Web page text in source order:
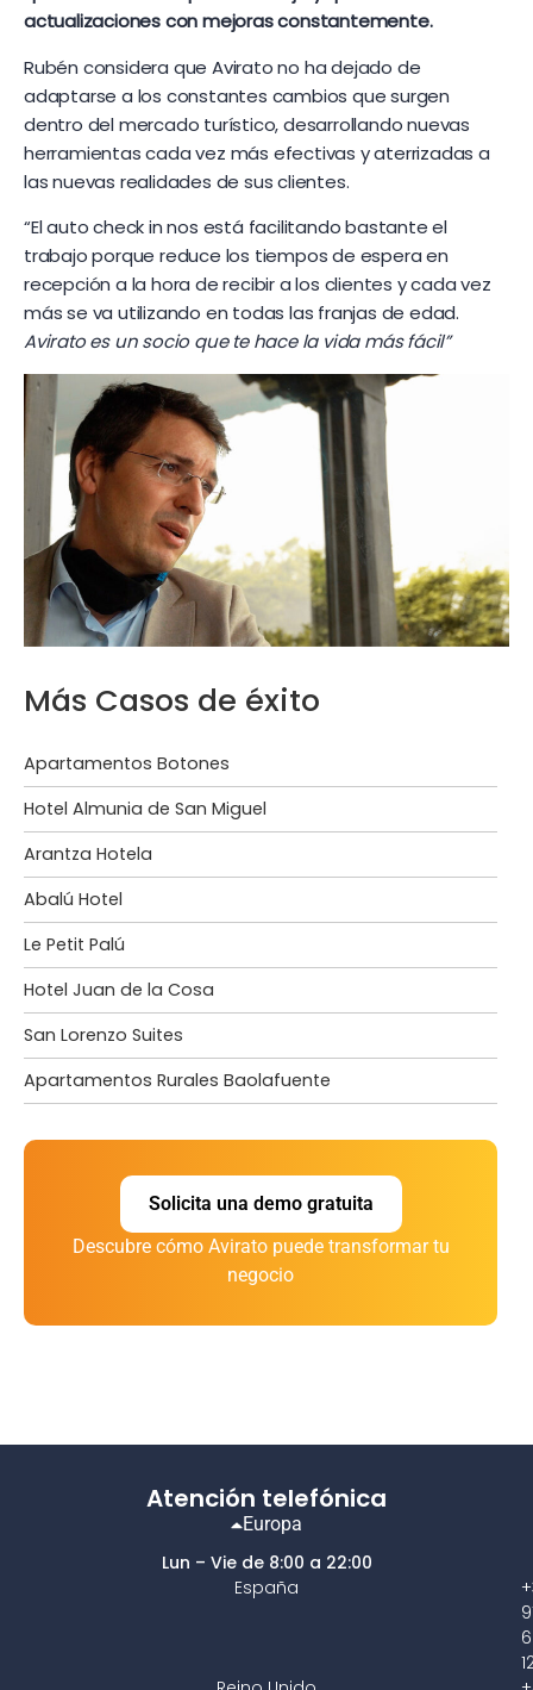
actualizaciones con mejoras constantemente.
Rubén considera que Avirato no ha dejado de
adaptarse a los constantes cambios que surgen
dentro del mercado turístico, desarrollando nuevas
herramientas cada vez más efectivas y aterrizadas a
las nuevas realidades de sus clientes.
“El auto check in nos está facilitando bastante el
trabajo porque reduce los tiempos de espera en
recepción a la hora de recibir a los clientes y cada vez
más se va utilizando en todas las franjas de edad.
Avirato es un socio que te hace la vida más fácil”
Más Casos de éxito
Apartamentos Botones
Hotel Almunia de San Miguel
Arantza Hotela
Abalú Hotel
Le Petit Palú
Hotel Juan de la Cosa
San Lorenzo Suites
Apartamentos Rurales Baolafuente
Solicita una demo gratuita
Descubre cómo Avirato puede transformar tu
negocio
Atención telefónica
Europa
Lun – Vie de 8:00 a 22:00
España